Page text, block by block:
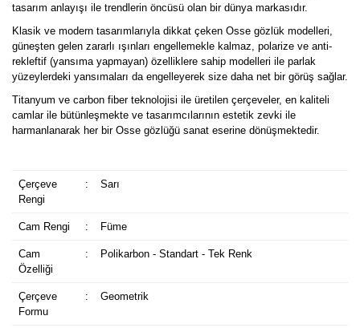
tasarım anlayışı ile trendlerin öncüsü olan bir dünya markasıdır.
Klasik ve modern tasarımlarıyla dikkat çeken Osse gözlük modelleri,
güneşten gelen zararlı ışınları engellemekle kalmaz, polarize ve anti-
rekleftif (yansıma yapmayan) özelliklere sahip modelleri ile parlak
yüzeylerdeki yansımaları da engelleyerek size daha net bir görüş sağlar.
Titanyum ve carbon fiber teknolojisi ile üretilen çerçeveler, en kaliteli
camlar ile bütünleşmekte ve tasarımcılarının estetik zevki ile
harmanlanarak her bir Osse gözlüğü sanat eserine dönüşmektedir.
Çerçeve
Rengi
: Sarı
Cam Rengi : Füme
Cam
Özelliği
: Polikarbon - Standart - Tek Renk
Çerçeve
Formu
: Geometrik